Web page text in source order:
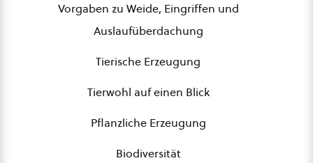
Vorgaben zu Weide, Eingriffen und
Auslaufüberdachung
Tierische Erzeugung
Tierwohl auf einen Blick
Pflanzliche Erzeugung
Biodiversität